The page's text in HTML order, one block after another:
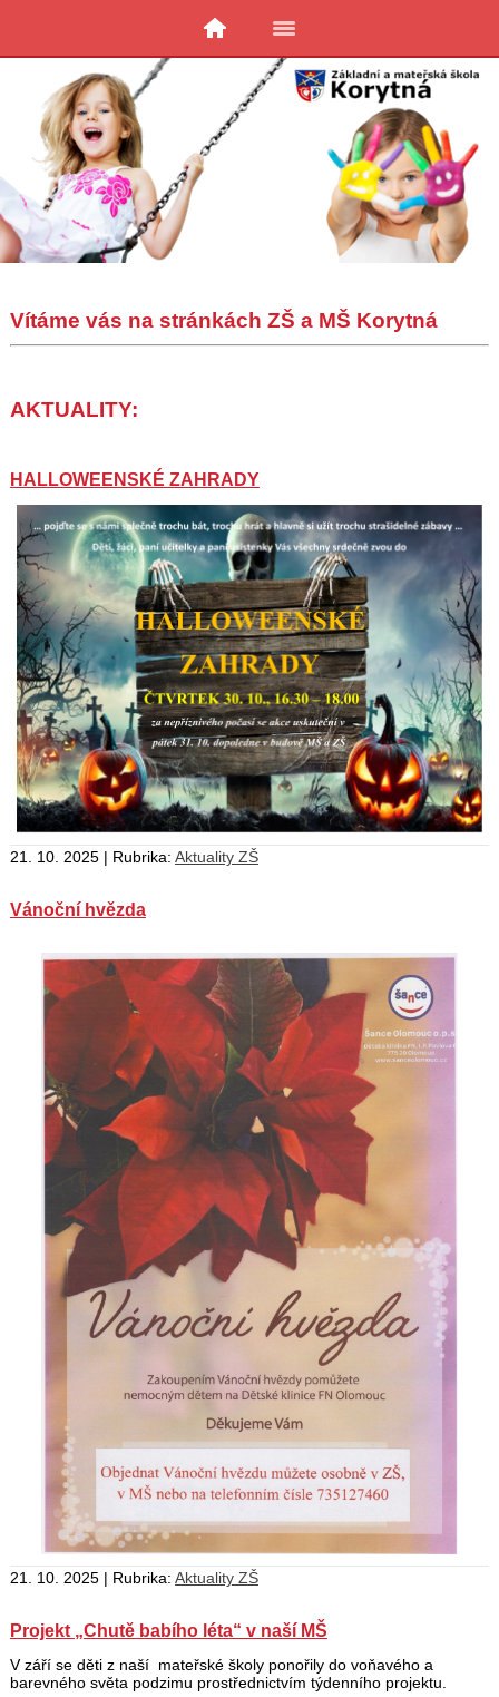
Vítáme vás na stránkách ZŠ a MŠ Korytná
AKTUALITY:
HALLOWEENSKÉ ZAHRADY
21. 10. 2025 | Rubrika: Aktuality ZŠ
Vánoční hvězda
21. 10. 2025 | Rubrika: Aktuality ZŠ
Projekt „Chutě babího léta“ v naší MŠ
V září se děti z naší mateřské školy ponořily do voňavého a
barevného světa podzimu prostřednictvím týdenního projektu.